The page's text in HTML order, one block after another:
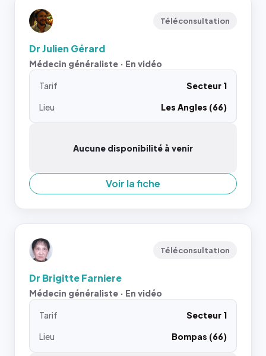
Téléconsultation
Dr Julien Gérard
Médecin généraliste · En vidéo
Tarif
Secteur 1
Lieu
Les Angles (66)
Aucune disponibilité à venir
Voir la fiche
Téléconsultation
Dr Brigitte Farniere
Médecin généraliste · En vidéo
Tarif
Secteur 1
Lieu
Bompas (66)